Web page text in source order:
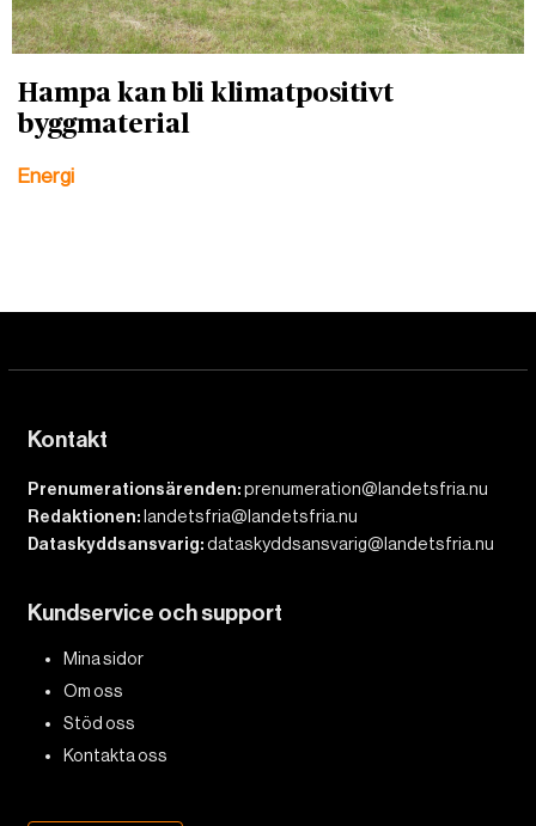
Hampa kan bli klimatpositivt
byggmaterial
Energi
Kontakt
Prenumerationsärenden:prenumeration@landetsfria.nu
Redaktionen: landetsfria@landetsfria.nu
Dataskyddsansvarig:dataskyddsansvarig@landetsfria.nu
Kundservice och support
Mina sidor
Om oss
Stöd oss
Kontakta oss